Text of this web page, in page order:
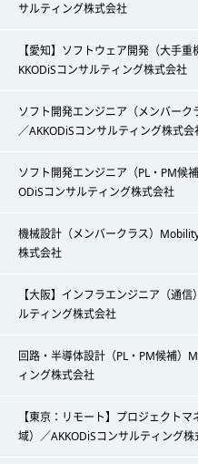
サルティング株式会社
【愛知】ソフトウェア開発（大手
KKODiSコンサルティング株式会社
ソフト開発エンジニア（メンバー
／AKKODiSコンサルティング株式会
ソフト開発エンジニア（PL・PM候
ODiSコンサルティング株式会社
機械設計（メンバークラス）
株式会社
【大阪】インフラエンジニア（通
ルティング株式会社
回路・半導体設計（PL・PM候補）
ィング株式会社
【東京：リモート】プロジェクト
域）／AKKODiSコンサルティング株